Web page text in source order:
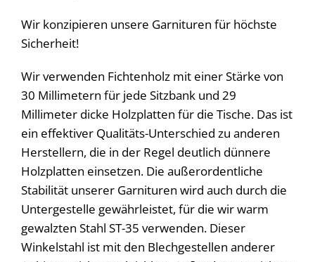
Wir konzipieren unsere Garnituren für höchste
Sicherheit!
Wir verwenden Fichtenholz mit einer Stärke von
30 Millimetern für jede Sitzbank und 29
Millimeter dicke Holzplatten für die Tische. Das ist
ein effektiver Qualitäts-Unterschied zu anderen
Herstellern, die in der Regel deutlich dünnere
Holzplatten einsetzen. Die außerordentliche
Stabilität unserer Garnituren wird auch durch die
Untergestelle gewährleistet, für die wir warm
gewalzten Stahl ST-35 verwenden. Dieser
Winkelstahl ist mit den Blechgestellen anderer